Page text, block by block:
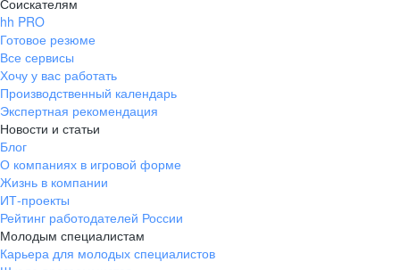
Соискателям
hh PRO
Готовое резюме
Все сервисы
Хочу у вас работать
Производственный календарь
Экспертная рекомендация
Новости и статьи
Блог
О компаниях в игровой форме
Жизнь в компании
ИТ-проекты
Рейтинг работодателей России
Молодым специалистам
Карьера для молодых специалистов